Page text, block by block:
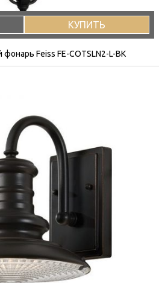
КУПИТЬ
Feiss FE-COTSLN2-L-BK